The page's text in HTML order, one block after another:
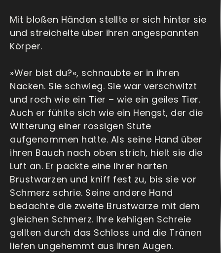
Mit bloßen Händen stellte er sich hinter sie
und streichelte über ihren angespannten
Körper.
»Wer bist du?«, schnaubte er in ihren
Nacken. Sie schwieg. Sie war verschwitzt
und roch wie ein Tier – wie ein geiles Tier.
Auch er fühlte sich wie ein Hengst, der die
Witterung einer rossigen Stute
aufgenommen hatte. Als seine Hand über
ihren Bauch nach oben strich, hielt sie die
Luft an. Er packte eine ihrer harten
Brustwarzen und kniff fest zu, bis sie vor
Schmerz schrie. Seine andere Hand
bedachte die zweite Brustwarze mit dem
gleichen Schmerz. Ihre kehligen Schreie
gellten durch das Schloss und die Tränen
liefen ungehemmt aus ihren Augen.